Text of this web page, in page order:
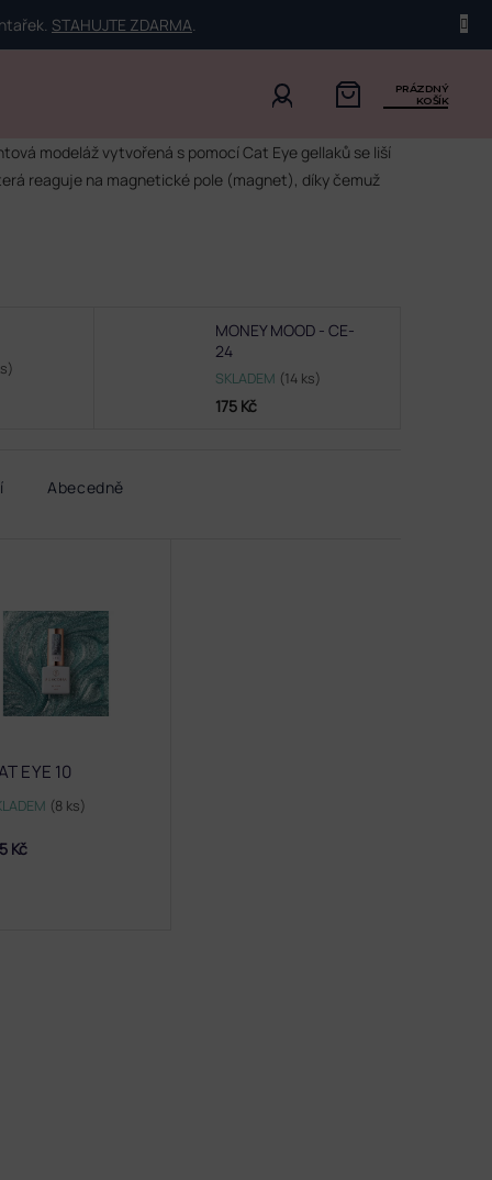
STAHUJTE ZDARMA.
PRÁZDNÝ
KOŠÍK
modeláž vytvořená s pomocí Cat Eye gellaků se liší
reaguje na magnetické pole (magnet), díky čemuž
MONEY MOOD - CE-
24
SKLADEM (14 ks)
175 Kč
Abecedně
EYE 10
(8 ks)
Kč